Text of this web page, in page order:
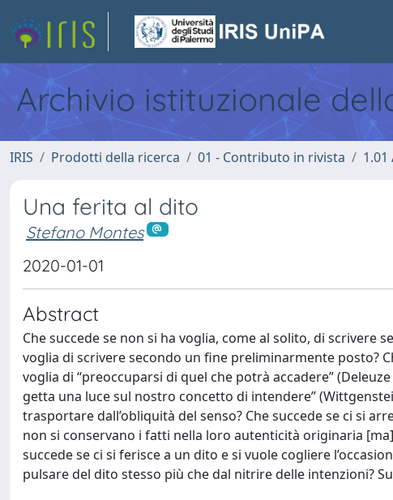
Archivio istituzionale
IRIS Prodotti della ricerca 01 - Contributo in rivista
Una ferita al dito
Stefano Montes
2020-01-01
Abstract
Che succede se non si ha voglia, come al solito, di scrivere
voglia di scrivere secondo un fine preliminarmente posto?
voglia di “preoccuparsi di quel che potrà accadere”
getta una luce sul nostro concetto di intendere”
trasportare dall’obliquità del senso? Che succede se ci si
non si conservano i fatti nella loro autenticità originaria
succede se ci si ferisce a un dito e si vuole cogliere
pulsare del dito stesso più che dal nitrire delle intenzioni?